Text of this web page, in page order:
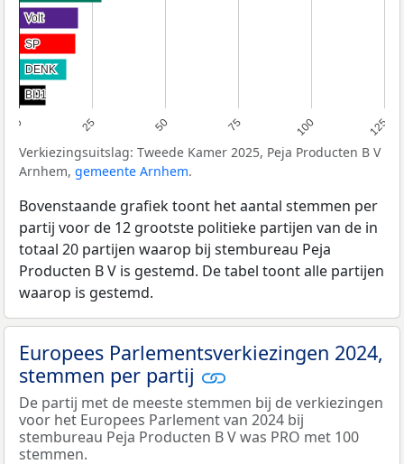
0 25 50 75 100 125
Volt
Volt
SP
SP
DENK
DENK
BIJ1
BIJ1
Verkiezingsuitslag: Tweede Kamer 2025, Peja Producten B V
Arnhem, gemeente Arnhem.
Bovenstaande grafiek toont het aantal stemmen per
partij voor de 12 grootste politieke partijen van de in
totaal 20 partijen waarop bij stembureau Peja
Producten B V is gestemd. De tabel toont alle partijen
waarop is gestemd.
Europees Parlementsverkiezingen 2024,
stemmen per partij
De partij met de meeste stemmen bij de verkiezingen
voor het Europees Parlement van 2024 bij
stembureau Peja Producten B V was PRO met 100
stemmen.